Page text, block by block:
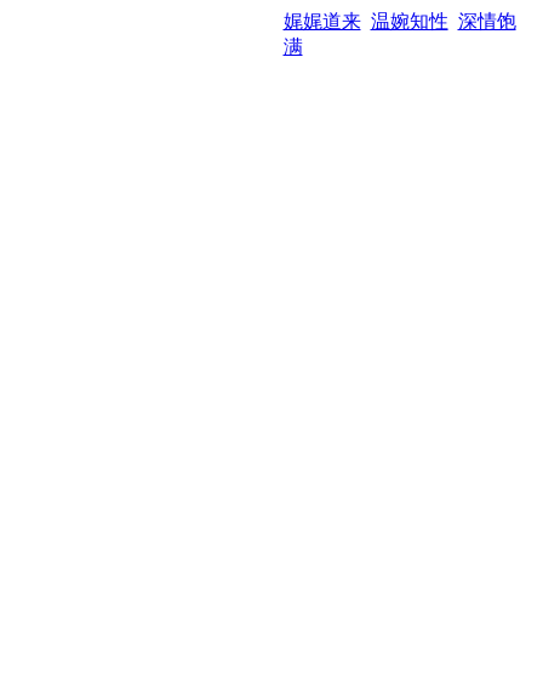
娓娓道来 温婉知性 深情饱
满